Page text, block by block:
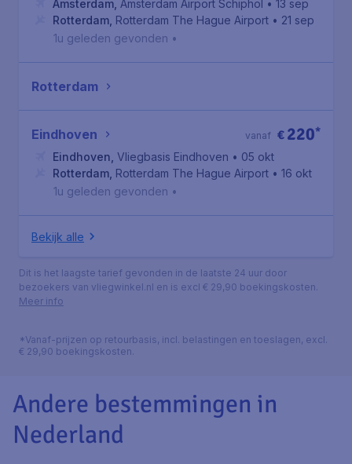
Amsterdam Amsterdam Airport Schiphol • 13 sep
Rotterdam Rotterdam The Hague Airport • 21 sep
1u geleden gevonden •
Rotterdam
Eindhoven € 220*
vanaf
Eindhoven Vliegbasis Eindhoven • 05 okt
Rotterdam Rotterdam The Hague Airport • 16 okt
1u geleden gevonden •
Bekijk alle
Dit is het laagste tarief gevonden in de laatste 24 uur door
bezoekers van vliegwinkel.nl en is excl € 29,90 boekingskosten.
Meer info
*Vanaf-prijzen op retourbasis, incl. belastingen en toeslagen, excl.
€ 29,90 boekingskosten.
Andere bestemmingen in
Nederland